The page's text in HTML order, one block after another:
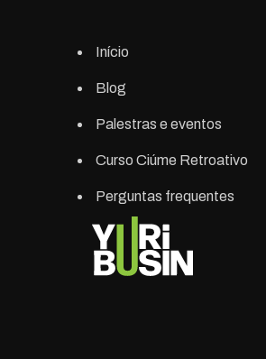
Início
Blog
Palestras e eventos
Curso Ciúme Retroativo
Perguntas frequentes